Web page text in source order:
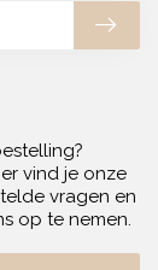
vind je onze
vragen en
op te nemen.